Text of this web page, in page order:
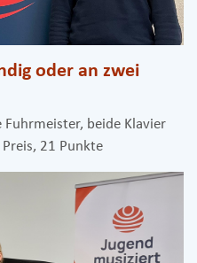
oder an zwei
Fuhrmeister, beide Klavier
Preis, 21 Punkte